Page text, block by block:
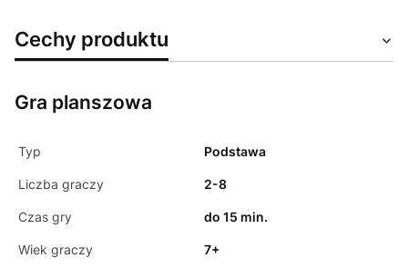
Cechy produktu
Gra planszowa
Typ Podstawa
Liczba graczy 2-8
Czas gry do 15 min.
Wiek graczy 7+